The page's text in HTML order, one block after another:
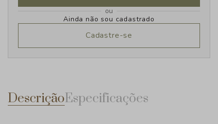
ou
Ainda não sou cadastrado
Cadastre-se
DescriçãoEspecificações